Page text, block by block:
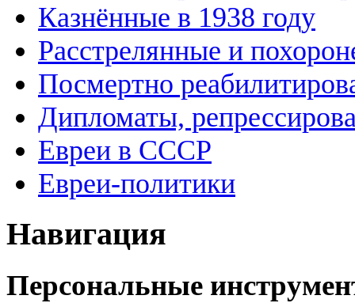
Казнённые в 1938 году
Расстрелянные и
Посмертно
Дипломаты,
Евреи в СССР
Евреи-политики
Навигация
Персональные